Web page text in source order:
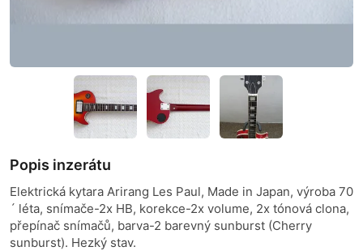
Popis inzerátu
Elektrická kytara Arirang Les Paul, Made in Japan, výroba 70
´ léta, snímače-2x HB, korekce-2x volume, 2x tónová clona,
přepínač snímačů, barva-2 barevný sunburst (Cherry
sunburst). Hezký stav.